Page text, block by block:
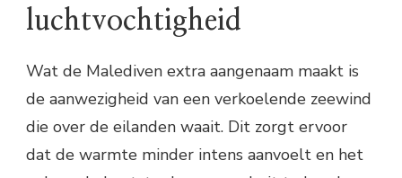
luchtvochtigheid
Wat de Malediven extra aangenaam maakt is
de aanwezigheid van een verkoelende zeewind
die over de eilanden waait. Dit zorgt ervoor
dat de warmte minder intens aanvoelt en het